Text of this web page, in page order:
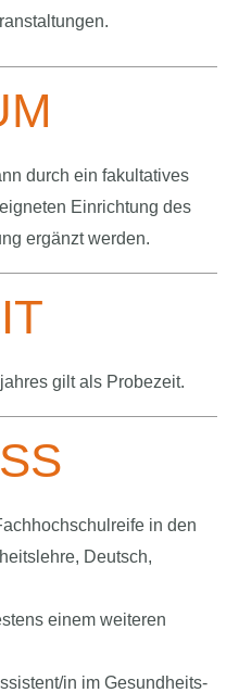
durch ein fakultatives
Einrichtung des
ergänzt werden.
gilt als Probezeit.
in den
Deutsch,
einem weiteren
in im Gesundheits-